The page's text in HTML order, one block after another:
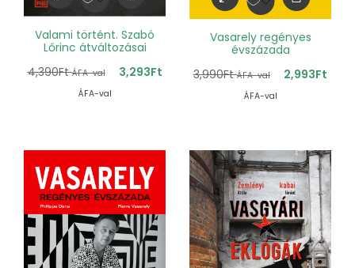
Valami történt. Szabó
Lőrinc átváltozásai
4,390Ft ÁFA-val 3,293Ft
ÁFA-val
Vasarely regényes
évszázada
3,990Ft ÁFA-val 2,993Ft
ÁFA-val